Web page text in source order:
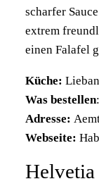
scharfer
extrem
einen Falafel
Küche:
Was bestellen
Adresse:
Webseite:
Helvetia